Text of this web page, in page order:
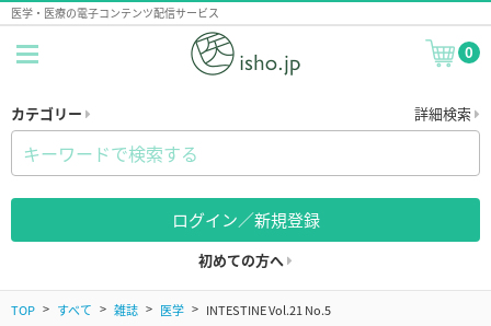
医学・医療の電子コンテンツ配信サービス
0
カテゴリー 詳細検索
ログイン／新規登録
初めての方へ
TOP すべて 雑誌 医学 INTESTINE Vol.21 No.5